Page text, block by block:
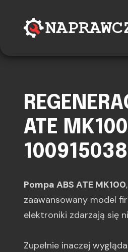
ATE
Pompa ABS ATE MK100
zaawansowany model
elektroniki zdarzają się
Zupełnie inaczej